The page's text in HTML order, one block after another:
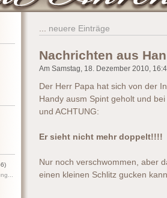
... neuere Einträge
Nachrichten aus
Am Samstag, 18. Dezember 2010,
Der Herr Papa hat sich von der
Handy ausm Spint geholt und
und ACHTUNG:
Er sieht nicht mehr doppelt!!!!
Nur noch verschwommen, aber
einen kleinen Schlitz gucken